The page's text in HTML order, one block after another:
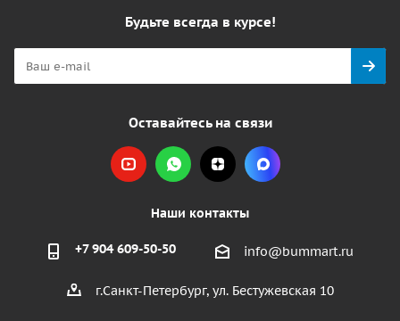
Будьте всегда в курсе!
Оставайтесь на связи
Наши контакты
+7 904 609-50-50 info@bummart.ru
г.Санкт-Петербург, ул. Бестужевская 10